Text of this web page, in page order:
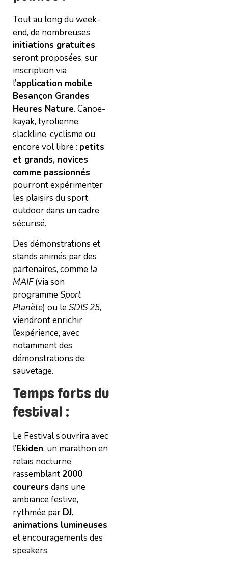
Tout au long du week-
end, de nombreuses
initiations gratuites
seront proposées, sur
inscription via
l’application mobile
Besançon Grandes
Heures Nature. Canoë-
kayak, tyrolienne,
slackline, cyclisme ou
encore vol libre : petits
et grands, novices
comme passionnés
pourront expérimenter
les plaisirs du sport
outdoor dans un cadre
sécurisé.
Des démonstrations et
stands animés par des
partenaires, comme la
MAIF(via son
programmeSport
Planète) ou leSDIS 25,
viendront enrichir
l’expérience, avec
notamment des
démonstrations de
sauvetage.
Temps forts du
festival :
Le Festival s’ouvrira avec
l’Ekiden, un marathon en
relais nocturne
rassemblant 2000
coureurs dans une
ambiance festive,
rythmée par DJ,
animations lumineuses
et encouragements des
speakers.